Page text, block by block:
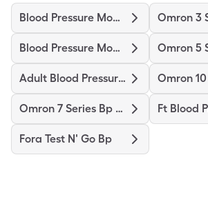
Blood Pressure Monitor 3
Blood Pressure Monitor
Adult Blood Pressure Cuff Lg
Omron 7 Series Bp Monitor
Fora Test N' Go Bp